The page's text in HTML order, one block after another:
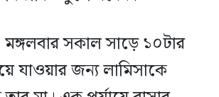
সকাল সাড়ে ১০টার
যাওয়ার জন্য লামিসাকে